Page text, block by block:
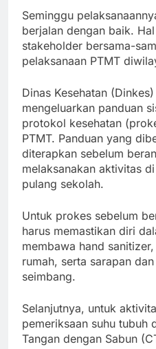
Seminggu
berjalan dengan baik.
stakeholder bersama-
pelaksanaan PTMT
Dinas Kesehatan
mengeluarkan panduan
protokol kesehatan
PTMT. Panduan yang
diterapkan sebelum
melaksanakan aktivitas
pulang sekolah.
Untuk prokes sebelum
harus memastikan diri
membawa hand
rumah, serta sarapan
seimbang.
Selanjutnya, untuk
pemeriksaan suhu tubuh
Tangan dengan Sabun